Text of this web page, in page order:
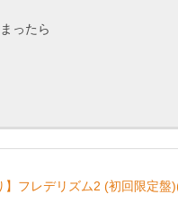
ったら
】フレデリズム2 (初回限定